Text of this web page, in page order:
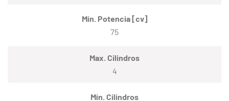
Mín. Potencia [cv]
75
Max. Cilindros
4
Mín. Cilindros